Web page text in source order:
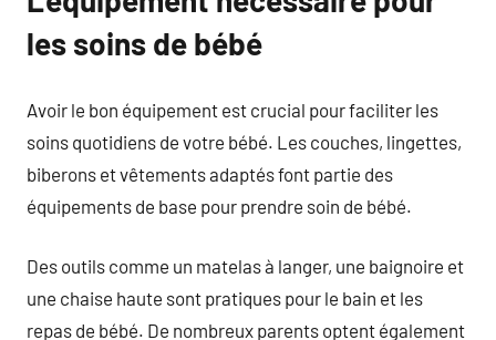
les soins de bébé
Avoir le bon équipement est crucial pour faciliter les
soins quotidiens de votre bébé. Les couches, lingettes,
biberons et vêtements adaptés font partie des
équipements de base pour prendre soin de bébé.
Des outils comme un matelas à langer, une baignoire et
une chaise haute sont pratiques pour le bain et les
repas de bébé. De nombreux parents optent également